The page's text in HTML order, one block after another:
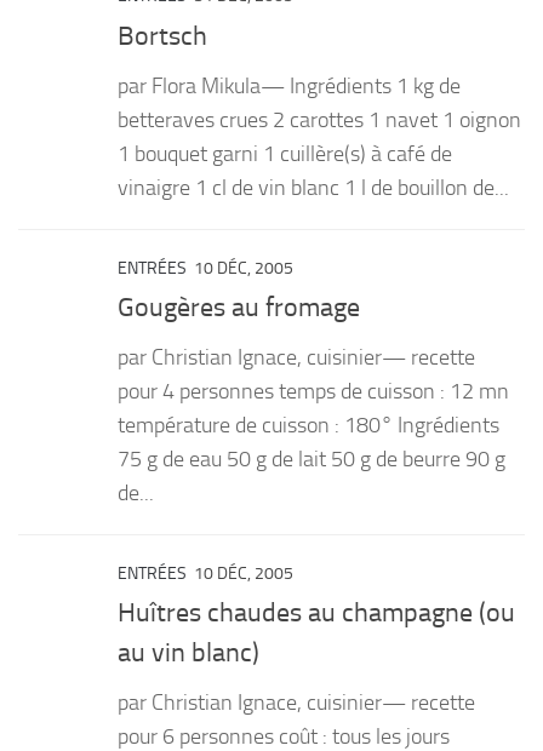
Desserts
Bortsch
par Flora Mikula— Ingrédients 1 kg de
betteraves crues 2 carottes 1 navet 1 oignon
1 bouquet garni 1 cuillère(s) à café de
vinaigre 1 cl de vin blanc 1 l de bouillon de...
ENTRÉES 10 DÉC, 2005
Gougères au fromage
par Christian Ignace, cuisinier— recette
pour 4 personnes temps de cuisson : 12 mn
température de cuisson : 180° Ingrédients
75 g de eau 50 g de lait 50 g de beurre 90 g
de...
ENTRÉES 10 DÉC, 2005
Huîtres chaudes au champagne (ou
au vin blanc)
par Christian Ignace, cuisinier— recette
pour 6 personnes coût : tous les jours